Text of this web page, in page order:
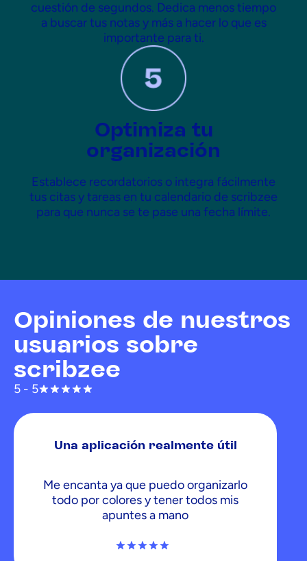
cuestión de segundos. Dedica menos tiempo
a buscar tus notas y más a hacer lo que es
importante para ti.
Optimiza tu
organización
Establece recordatorios o integra fácilmente
tus citas y tareas en tu calendario de scribzee
para que nunca se te pase una fecha límite.
Opiniones de nuestros
usuarios sobre
scribzee
5 - 5
Una aplicación realmente útil
Me encanta ya que puedo organizarlo
todo por colores y tener todos mis
apuntes a mano